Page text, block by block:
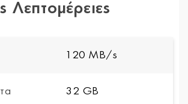
Λεπτομέρειες
120 MB/s
32 GB